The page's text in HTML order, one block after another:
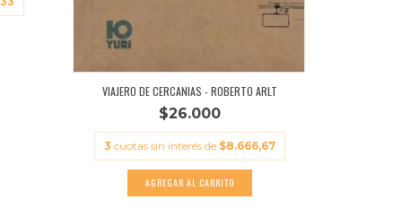
VIAJERO DE CERCANIAS - ROBERTO ARLT
$26.000
3 cuotas sin interés de $8.666,67